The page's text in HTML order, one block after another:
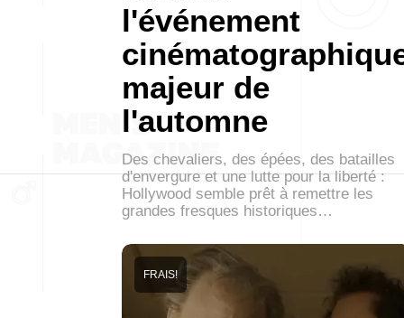
l'événement
majeur de
l'automne
Des chevaliers, des épées, des batailles
d'envergure et une lutte pour la liberté :
Hollywood semble prêt à remettre les
grandes fresques historiques…
FRAIS!